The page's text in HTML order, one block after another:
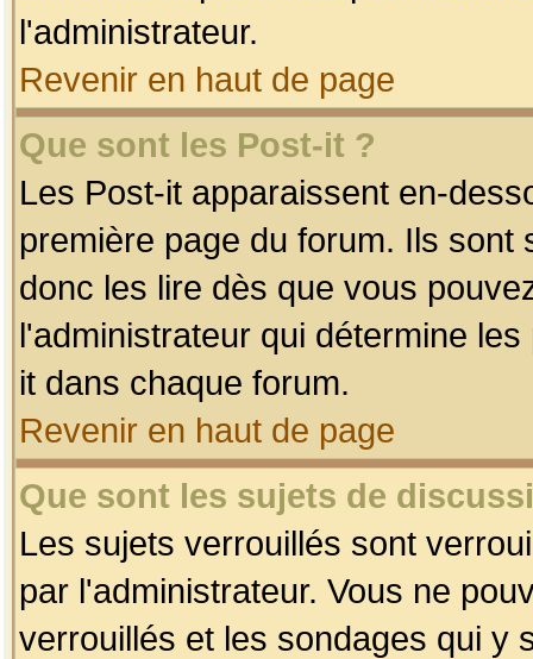
l'administrateur.
Revenir en haut de page
Que sont les Post-it ?
Les Post-it apparaissent en-
première page du forum. Ils
donc les lire dès que vous
l'administrateur qui détermine
it dans chaque forum.
Revenir en haut de page
Que sont les sujets de
Les sujets verrouillés sont
par l'administrateur. Vous ne
verrouillés et les sondages qui y